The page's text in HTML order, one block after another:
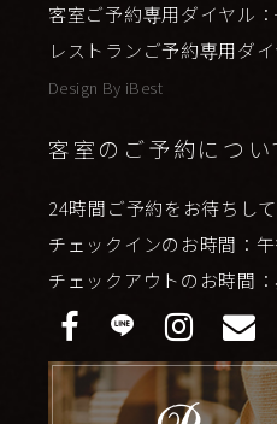
客室ご予約専用ダイヤル
レストランご予約専用ダ
Design By iBest
客室のご予約につい
24時間ご予約をお待ちし
チェックインのお時間：
チェックアウトのお時間